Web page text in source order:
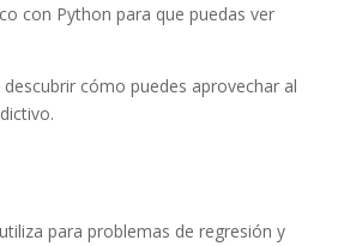
con Python para que puedas ver
cómo puedes aprovechar al
para problemas de regresión y